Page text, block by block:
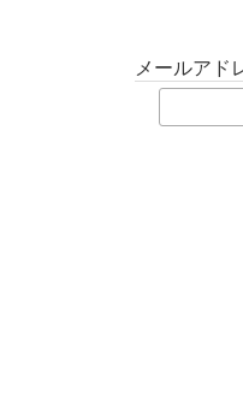
メールアド